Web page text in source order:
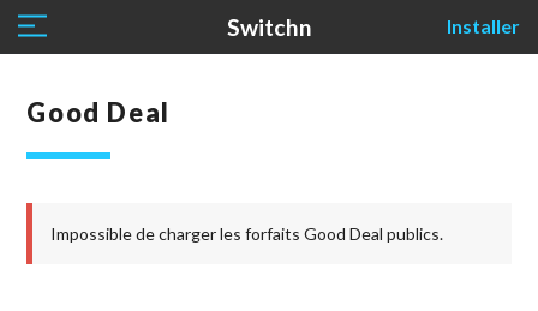
Switchn Installer
Good Deal
Impossible de charger les forfaits Good Deal publics.